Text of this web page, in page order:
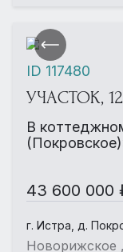
УЧАСТОК,
В
43 600 000
г. Истра, д.
ID 117480